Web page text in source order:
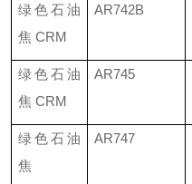
绿色石油
焦 CRM
AR742B
绿色石油
焦 CRM
AR745
绿色石油
焦
AR747